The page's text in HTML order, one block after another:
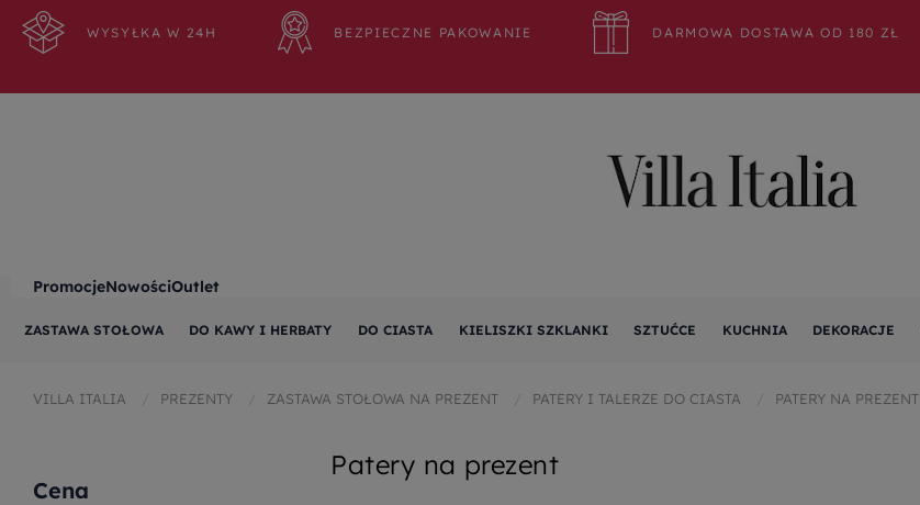
WYSYŁKA W 24H BEZPIECZNE PAKOWANIE DARMOWA DOSTAWA OD 180 ZŁ
PromocjeNowościOutlet
ZASTAWA STOŁOWA DO KAWY I HERBATY DO CIASTA KIELISZKI SZKLANKI SZTUĆCE KUCHNIA DEKORACJE
VILLA ITALIA PREZENTY ZASTAWA STOŁOWA NA PREZENT PATERY I TALERZE DO CIASTA PATERY NA PREZENT
Patery na prezent
Cena